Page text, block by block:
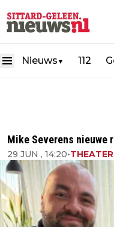
Nieuws ▼ 112
Mike Severens nieuwe
29 JUN , 14:20•THEATER